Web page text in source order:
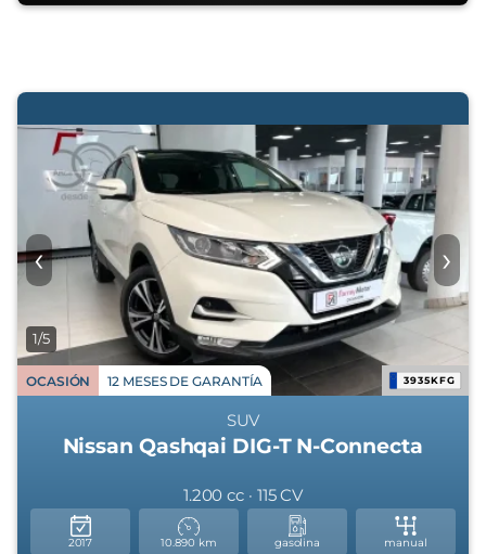
‹ ›
1/5
OCASIÓN 12 MESES DE GARANTÍA 3935KFG
SUV
Nissan Qashqai DIG-T N-Connecta
1.200 cc · 115 CV
2017 10.890 km gasolina manual